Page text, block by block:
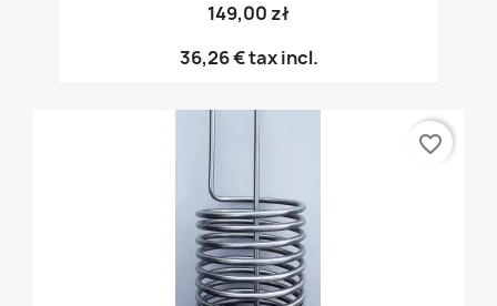
149,00 zł
36,26 €tax incl.
favorite_border